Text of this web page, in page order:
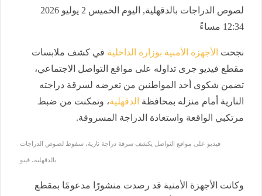
لصوص الدراجات بالدقهلية, اليوم الخميس 2 يوليو 2026
12:34 مساءً
نجحت الأجهزة الأمنية بوزارة الداخلية في كشف ملابسات
مقطع فيديو جرى تداوله على مواقع التواصل الاجتماعي،
تضمن شكوى أحد المواطنين من تعرضه لسرقة دراجته
النارية أمام منزله بمحافظة الدقهلية، وتمكنت من ضبط
مرتكبي الواقعة واستعادة الدراجة المسروقة.
فيديو على مواقع التواصل يكشف سرقة دراجة نارية، سقوط لصوص الدراجات
بالدقهلية، فيتو
وكانت الأجهزة الأمنية قد رصدت منشورًا مدعومًا بمقطع